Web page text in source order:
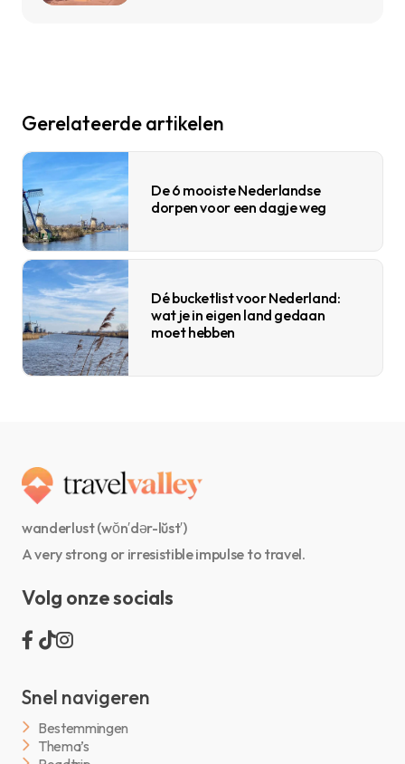
Gerelateerde artikelen
De 6 mooiste Nederlandse
dorpen voor een dagje weg
Dé bucketlist voor Nederland:
wat je in eigen land gedaan
moet hebben
wanderlust (wŏn′dər-lŭst′)
A very strong or irresistible impulse to travel.
Volg onze socials
Snel navigeren
Bestemmingen
Thema’s